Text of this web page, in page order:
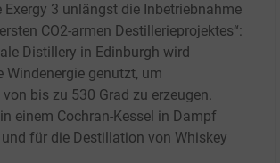
Exergy 3 unlängst die Inbetriebnahme
CO2-armen Destillerieprojektes“:
Distillery in Edinburgh wird
Windenergie genutzt, um
bis zu 530 Grad zu erzeugen.
einem Cochran-Kessel in Dampf
für die Destillation von Whiskey